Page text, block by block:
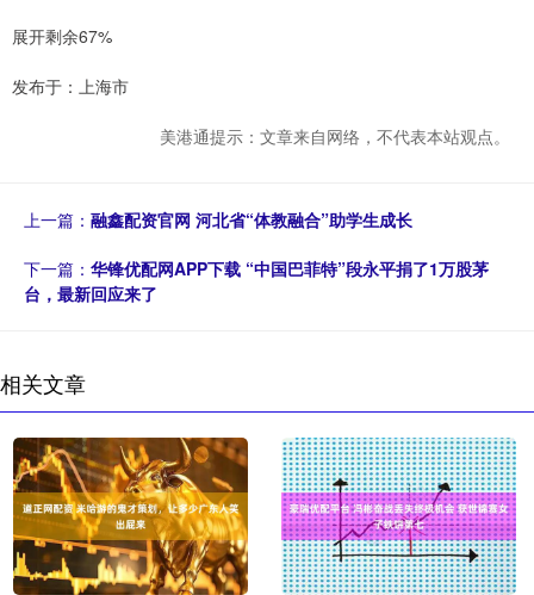
展开剩余67%
发布于：上海市
美港通提示：文章来自网络，不代表本站观点。
上一篇： 融鑫配资官网 河北省“体教融合”助学生成长
下一篇： 华锋优配网APP下载 “中国巴菲特”段永平捐了1万股茅
台，最新回应来了
相关文章